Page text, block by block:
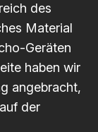
des
Material
Geräten
haben wir
angebracht,
der